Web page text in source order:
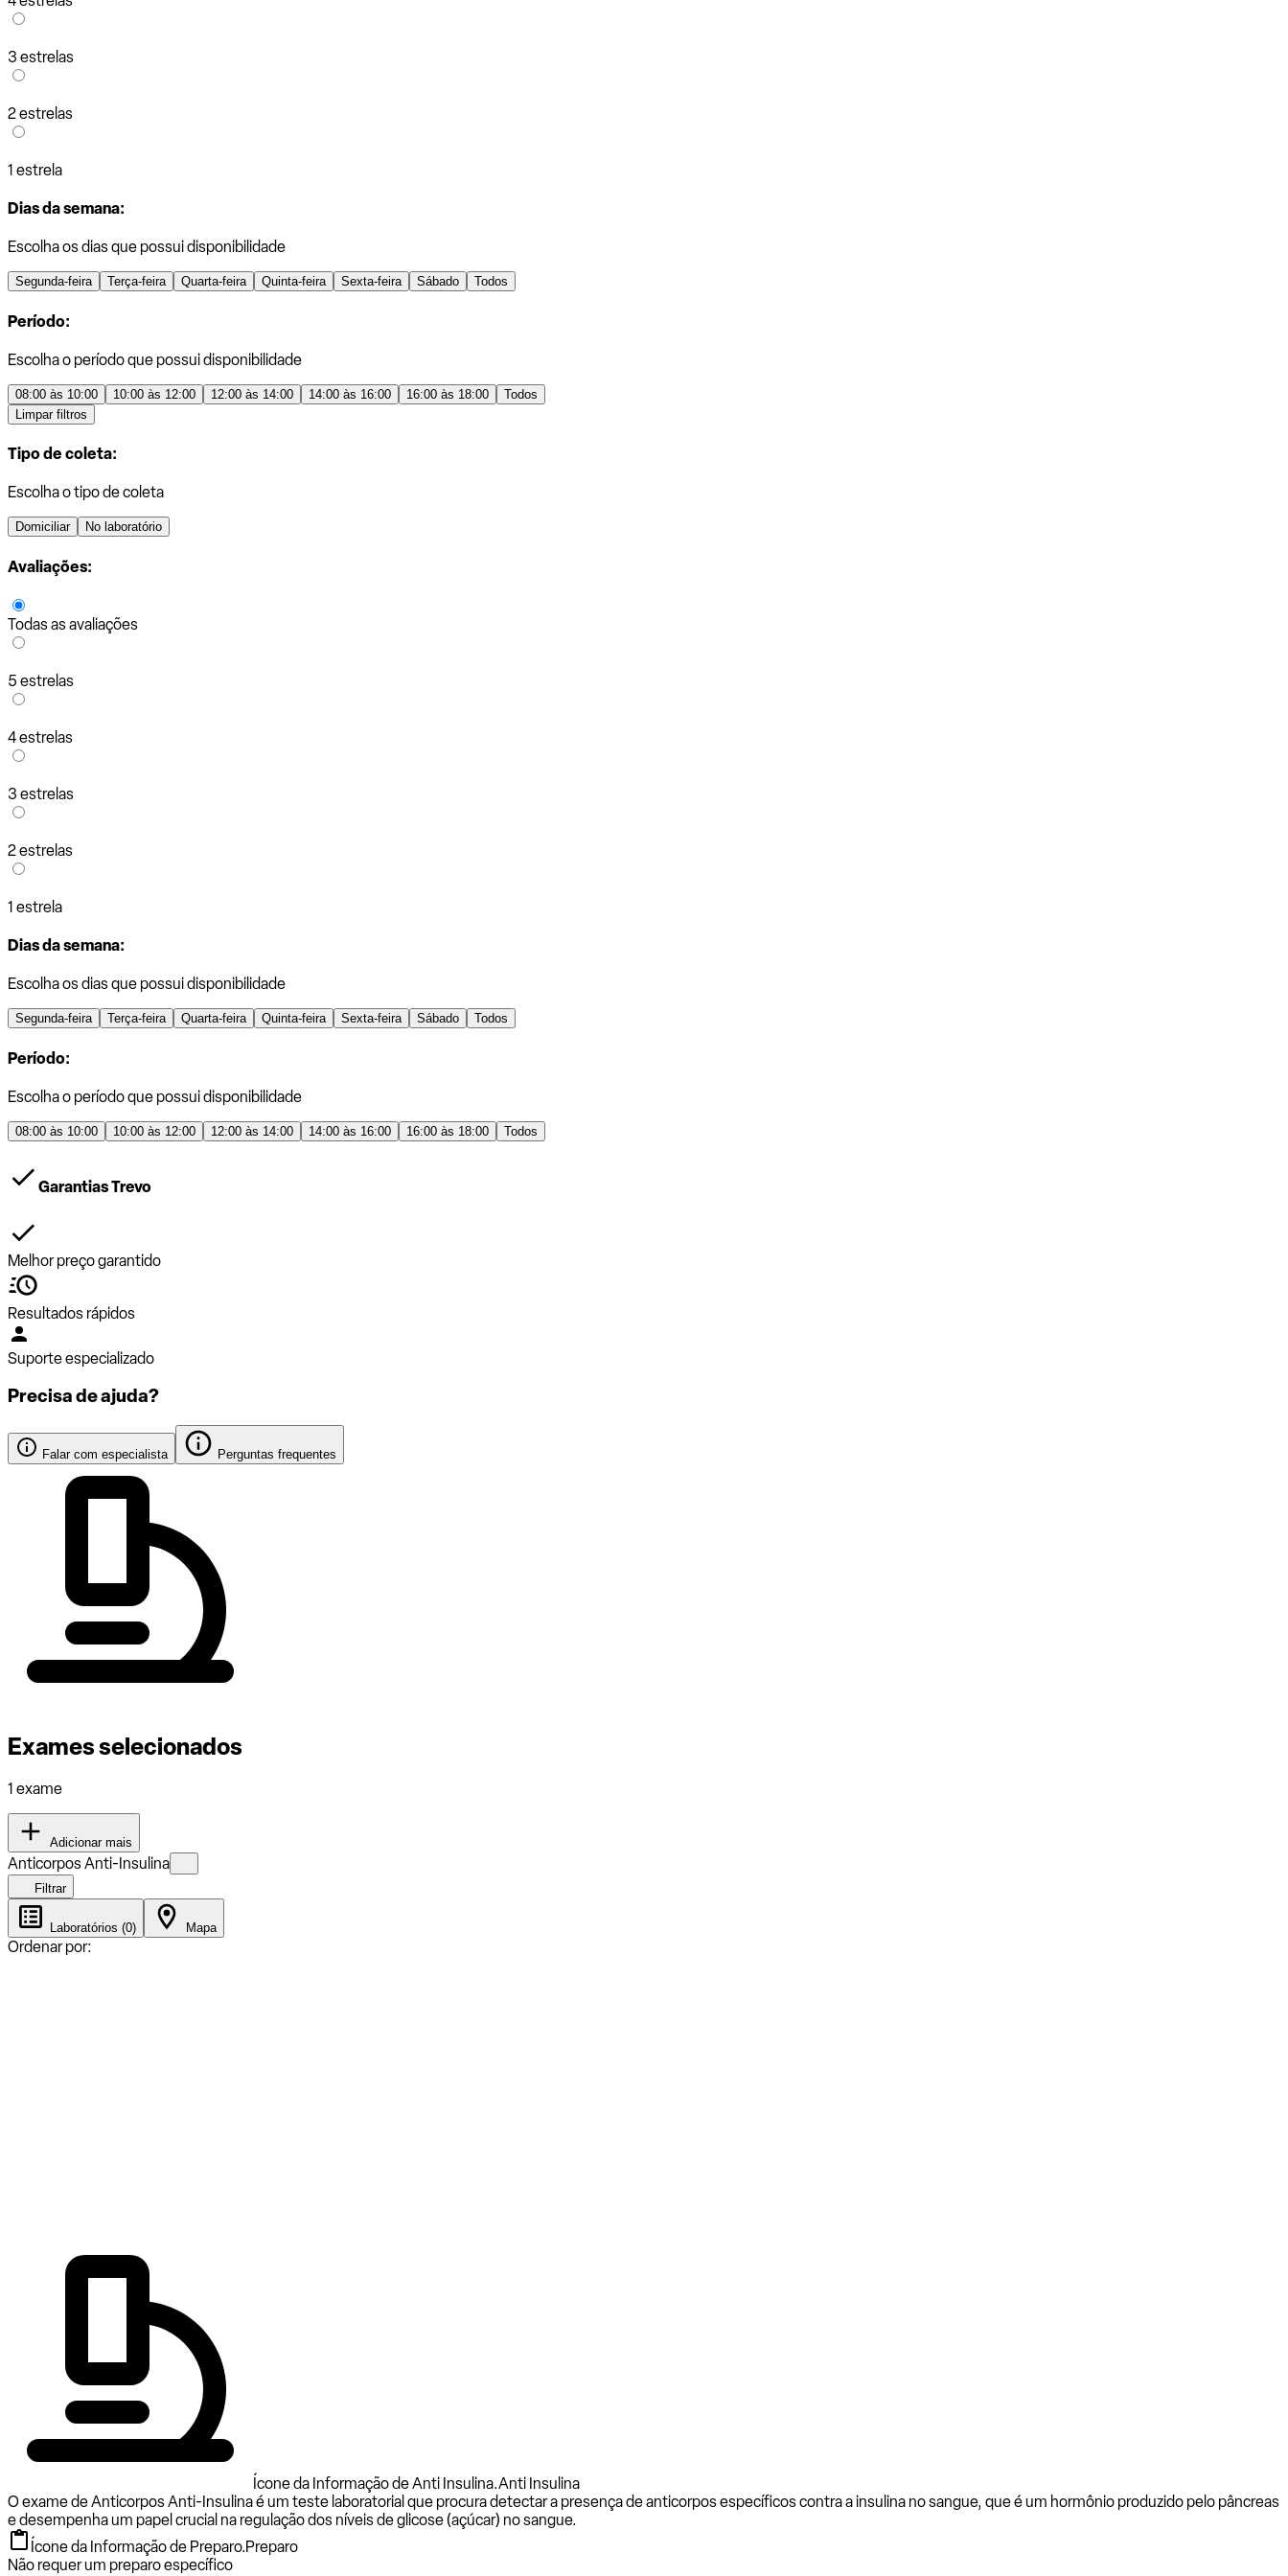
3 estrelas
2 estrelas
1 estrela
Dias da semana:
Escolha os dias que possui disponibilidade
Segunda-feira Terça-feira Quarta-feira Quinta-feira Sexta-feira Sábado Todos
Período:
Escolha o período que possui disponibilidade
08:00 às 10:00 10:00 às 12:00 12:00 às 14:00 14:00 às 16:00 16:00 às 18:00
Todos
Limpar filtros
Tipo de coleta:
Escolha o tipo de coleta
Domiciliar No laboratório
Avaliações:
Todas as avaliações
5 estrelas
4 estrelas
3 estrelas
2 estrelas
1 estrela
Dias da semana:
Escolha os dias que possui disponibilidade
Segunda-feira Terça-feira Quarta-feira Quinta-feira Sexta-feira Sábado Todos
Período:
Escolha o período que possui disponibilidade
08:00 às 10:00 10:00 às 12:00 12:00 às 14:00 14:00 às 16:00 16:00 às 18:00 Todos
Garantias Trevo
Melhor preço garantido
Resultados rápidos
Suporte especializado
Precisa de ajuda?
Falar com especialista Perguntas frequentes
Exames selecionados
1 exame
Adicionar mais
Anticorpos Anti-Insulina
Filtrar
Laboratórios (0) Mapa
Ordenar por:
Ícone da Informação de Anti Insulina.Anti Insulina
O exame de Anticorpos Anti-Insulina é um teste laboratorial que procura detectar a presença de anticorpos específicos contra a insulina no sangue, que é um hormônio produzido pelo pâncreas
e desempenha um papel crucial na regulação dos níveis de glicose (açúcar) no sangue.
Ícone da Informação de Preparo.Preparo
Não requer um preparo específico